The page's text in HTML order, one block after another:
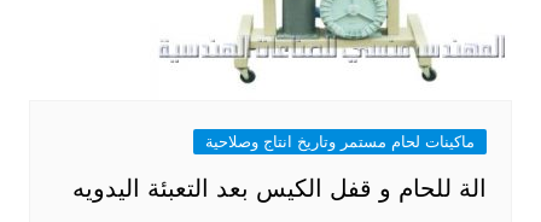
ماكينات لحام مستمر وتاريخ انتاج وصلاحية
الة للحام و قفل الكيس بعد التعبئة اليدويه